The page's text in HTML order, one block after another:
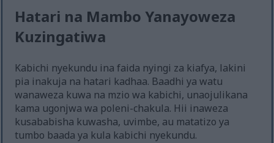
Hatari na Mambo Yanayoweza
Kuzingatiwa
Kabichi nyekundu ina faida nyingi za kiafya, lakini
pia inakuja na hatari kadhaa. Baadhi ya watu
wanaweza kuwa na mzio wa kabichi, unaojulikana
kama ugonjwa wa poleni-chakula. Hii inaweza
kusababisha kuwasha, uvimbe, au matatizo ya
tumbo baada ya kula kabichi nyekundu.